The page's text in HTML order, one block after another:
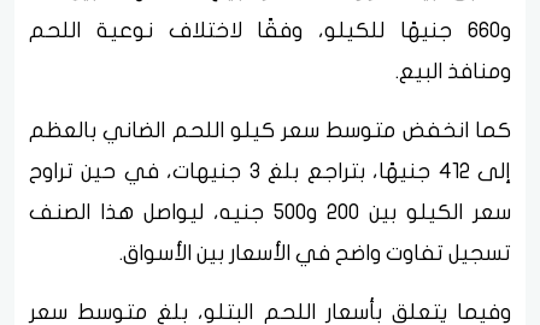
و660 جنيهًا للكيلو، وفقًا لاختلاف نوعية اللحم
ومنافذ البيع.
كما انخفض متوسط سعر كيلو اللحم الضاني بالعظم
إلى 412 جنيهًا، بتراجع بلغ 3 جنيهات، في حين تراوح
سعر الكيلو بين 200 و500 جنيه، ليواصل هذا الصنف
تسجيل تفاوت واضح في الأسعار بين الأسواق.
وفيما يتعلق بأسعار اللحم البتلو، بلغ متوسط سعر